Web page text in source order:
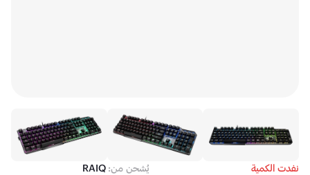
نفدت الكمية يُشحن من: RAIQ